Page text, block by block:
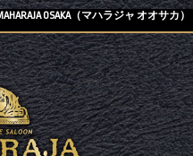
OSAKA（マハラジャ オオサカ）